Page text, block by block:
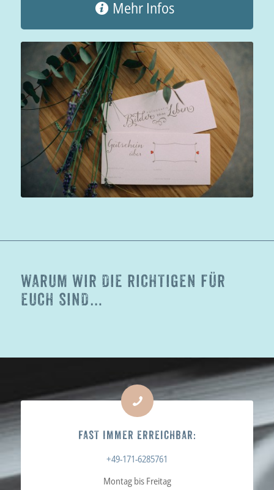
Mehr Infos
WARUM WIR DIE RICHTIGEN FÜR
EUCH SIND…
FAST IMMER ERREICHBAR:
+49-171-6285761
Montag bis Freitag